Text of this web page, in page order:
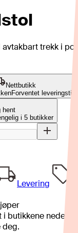
trekk i
Nettbutikk
Forventet
hent
i 5 butikker
Levering
i butikkene
deg.